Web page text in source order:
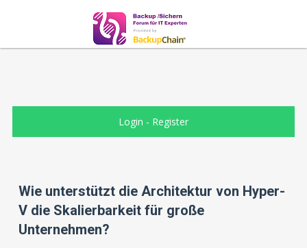
Login - Register
Wie unterstützt die Architektur von Hyper-
V die Skalierbarkeit für große
Unternehmen?